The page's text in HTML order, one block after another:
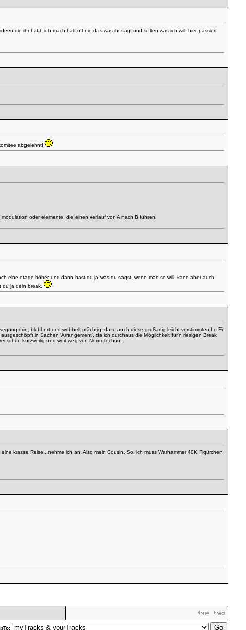
die ihr habt, ich mach halt oft nie das was ihr sagt und selten was ich will. hier passiert
abgelehnt!
oder elemente, die einen verlauf von A nach B führen.
eine etage höher und dann hast du ja was du sagst, wenn man so will. kann aber auch
ja dein break.
drin, blubbert und wobbelt prächtig, dazu auch diese großartig leicht verstimmten Lo-Fi-
in Sachen 'Arrangement', da ich durchaus die Möglichkeit für'n riesigen Break
schön kurzweilig und weit weg von Norm-Techno.
krasse Reise...nehme ich an. Also mein Cousin. So, ich muss Warhammer 40K Figürchen